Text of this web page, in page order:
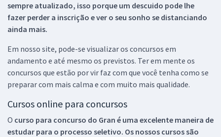
sempre atualizado, isso porque um descuido pode lhe
fazer perder a inscrição e ver o seu sonho se distanciando
ainda mais.
Em nosso site, pode-se visualizar os concursos em
andamento e até mesmo os previstos. Ter em mente os
concursos que estão por vir faz com que você tenha como se
preparar com mais calma e com muito mais qualidade.
Cursos online para concursos
O curso para concurso do Gran é uma excelente maneira de
estudar para o processo seletivo. Os nossos cursos são